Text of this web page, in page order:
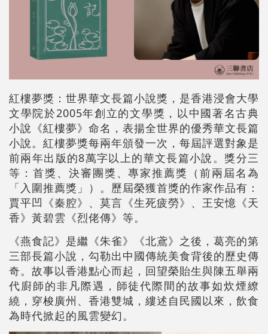
紅樓夢獎：世界華文長篇小說獎，是香港浸會大學
文學院於2005年創立的文學獎，以中國著名古典
小說《紅樓夢》命名，表揚全世界的優秀華文長篇
小說。紅樓夢獎每兩年頒發一次，每屆評選對象是
前兩年出版的8萬字以上的華文長篇小說。獎分三
等：首獎、決審團獎、專家推薦獎（前兩屆名為
「入圍推薦獎」）。歷屆榮獲首獎的作家作品有：
賈平凹《秦腔》、莫言《生死疲勞》、王安憶《天
香》黃碧雲《烈佬傳》等。
《燕食記》是繼《朱雀》《北鳶》之後，葛亮的第
三部長篇小說，勾勒出中國傳統美食背後的歷史傳
奇。故事以香港點心而起，回望榮貽生與陳五舉兩
代廚師的非凡際遇，師徒代際間的故事如炊煙繚
繞，穿梭廣州、香港雙城，縷述自民國以來，飲食
為時代掀起的風雲變幻。